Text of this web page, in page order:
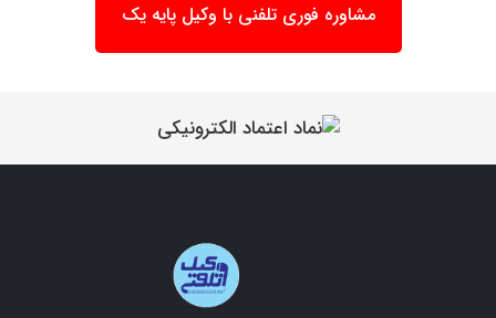
مشاوره فوری تلفنی با وکیل پایه یک